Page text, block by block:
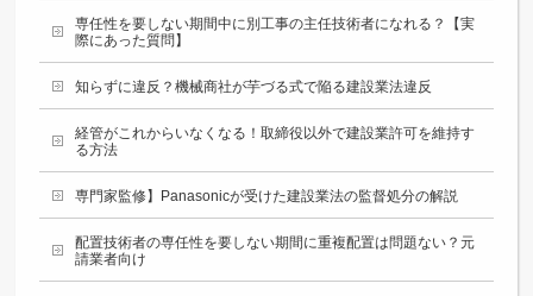
専任性を要しない期間中に別工事の主任技術者になれる？【実
際にあった質問】
知らずに違反？機械商社が芋づる式で陥る建設業法違反
経管がこれからいなくなる！取締役以外で建設業許可を維持す
る方法
専門家監修】Panasonicが受けた建設業法の監督処分の解説
配置技術者の専任性を要しない期間に重複配置は問題ない？元
請業者向け